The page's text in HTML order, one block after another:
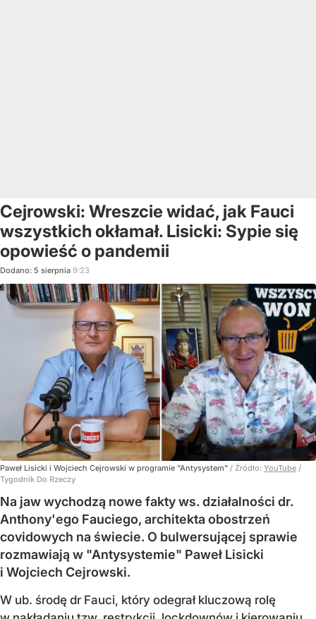
Cejrowski: Wreszcie widać, jak Fauci
wszystkich okłamał. Lisicki: Sypie się
opowieść o pandemii
Dodano: 5 sierpnia 9:23
Paweł Lisicki i Wojciech Cejrowski w programie "Antysystem" / Źródło: YouTube /
Tygodnik Do Rzeczy
Na jaw wychodzą nowe fakty ws. działalności dr.
Anthony'ego Fauciego, architekta obostrzeń
covidowych na świecie. O bulwersującej sprawie
rozmawiają w "Antysystemie" Paweł Lisicki
i Wojciech Cejrowski.
W ub. środę dr Fauci, który odegrał kluczową rolę